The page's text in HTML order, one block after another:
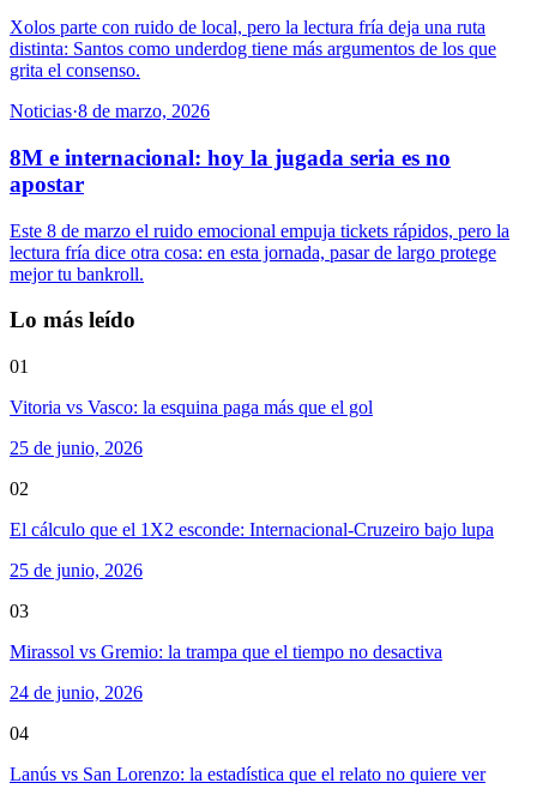
Xolos parte con ruido de local, pero la lectura fría deja una ruta
distinta: Santos como underdog tiene más argumentos de los que
grita el consenso.
Noticias·8 de marzo, 2026
8M e internacional: hoy la jugada seria es no
apostar
Este 8 de marzo el ruido emocional empuja tickets rápidos, pero la
lectura fría dice otra cosa: en esta jornada, pasar de largo protege
mejor tu bankroll.
Lo más leído
01
Vitoria vs Vasco: la esquina paga más que el gol
25 de junio, 2026
02
El cálculo que el 1X2 esconde: Internacional-Cruzeiro bajo lupa
25 de junio, 2026
03
Mirassol vs Gremio: la trampa que el tiempo no desactiva
24 de junio, 2026
04
Lanús vs San Lorenzo: la estadística que el relato no quiere ver